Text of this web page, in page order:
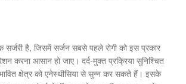
है, जिसमें सर्जन सबसे पहले रोगी को इस प्रकार
करना आसान हो जाए। दर्द-मुक्त प्रक्रिया सुनिश्चित
क्षेत्र को एनेस्थीसिया से सुन्न कर सकते हैं। इसके